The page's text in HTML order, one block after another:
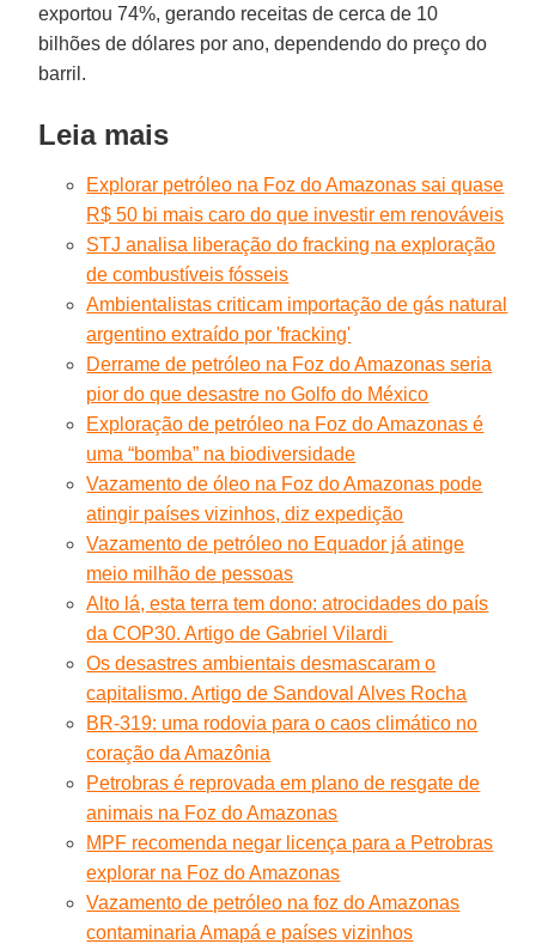
exportou 74%, gerando receitas de cerca de 10
bilhões de dólares por ano, dependendo do preço do
barril.
Leia mais
Explorar petróleo na Foz do Amazonas sai quase
R$ 50 bi mais caro do que investir em renováveis
STJ analisa liberação do fracking na exploração
de combustíveis fósseis
Ambientalistas criticam importação de gás natural
argentino extraído por 'fracking'
Derrame de petróleo na Foz do Amazonas seria
pior do que desastre no Golfo do México
Exploração de petróleo na Foz do Amazonas é
uma “bomba” na biodiversidade
Vazamento de óleo na Foz do Amazonas pode
atingir países vizinhos, diz expedição
Vazamento de petróleo no Equador já atinge
meio milhão de pessoas
Alto lá, esta terra tem dono: atrocidades do país
da COP30. Artigo de Gabriel Vilardi
Os desastres ambientais desmascaram o
capitalismo. Artigo de Sandoval Alves Rocha
BR-319: uma rodovia para o caos climático no
coração da Amazônia
Petrobras é reprovada em plano de resgate de
animais na Foz do Amazonas
MPF recomenda negar licença para a Petrobras
explorar na Foz do Amazonas
Vazamento de petróleo na foz do Amazonas
contaminaria Amapá e países vizinhos